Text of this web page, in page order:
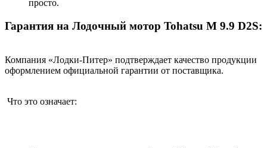
просто.
Гарантия на Лодочный мотор Tohatsu M 9.9 D2S:
Компания «Лодки-Питер» подтверждает качество продукции
оформлением официальной гарантии от поставщика.
Что это означает: